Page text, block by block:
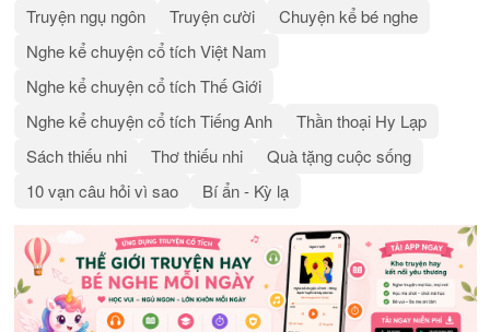
Truyện ngụ ngôn
Truyện cười
Chuyện kể bé nghe
Nghe kể chuyện cổ tích Việt Nam
Nghe kể chuyện cổ tích Thế Giới
Nghe kể chuyện cổ tích Tiếng Anh
Thần thoại Hy Lạp
Sách thiếu nhi
Thơ thiếu nhi
Quà tặng cuộc sống
10 vạn câu hỏi vì sao
Bí ẩn - Kỳ lạ